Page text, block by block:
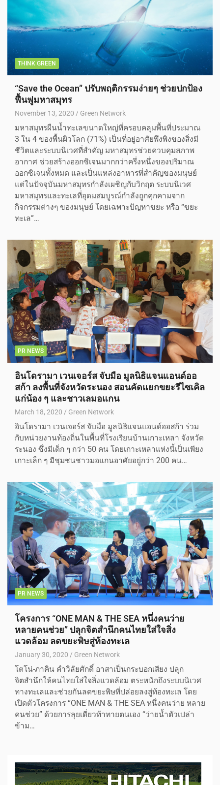
THINK GREEN
“Save the Ocean” ปรับพฤติกรรมง่ายๆ ช่วยปกป้อง
ฟื้นฟูมหาสมุทร
November 13, 2020 Green Network
มหาสมุทรผืนน้ำทะเลขนาดใหญ่ที่ครอบคลุมพื้นที่ประมาณ
3 ใน 4 ของพื้นผิวโลก (71%) เป็นที่อยู่อาศัยพึงพิงของสิ่งมี
ชีวิตและระบบนิเวศที่สำคัญ มหาสมุทรช่วยควบคุมสภาพ
อากาศ ช่วยสร้างออกซิเจนมากกว่าครึ่งหนึ่งของปริมาณ
ออกซิเจนทั้งหมด และเป็นแหล่งอาหารที่สำคัญของมนุษย์
แต่ในปัจจุบันมหาสมุทรกำลังเผชิญกับวิกฤต ระบบนิเวศ
มหาสมุทรและทะเลที่อุดมสมบูรณ์กำลังถูกคุกคามจาก
กิจกรรมต่างๆ ของมนุษย์ โดยเฉพาะปัญหาขยะ หรือ “ขยะ
ทะเล”…
PR NEWS
อินโดรามา เวนเจอร์ส จับมือ มูลนิธิแจนแอนด์ออ
สก้า ลงพื้นที่จังหวัดระนอง สอนคัดแยกขยะรีไซเคิล
แก่น้อง ๆ และชาวเลมอแกน
March 18, 2020 Green Network
อินโดรามา เวนเจอร์ส จับมือ มูลนิธิแจนแอนด์ออสก้า ร่วม
กับหน่วยงานท้องถิ่นในพื้นที่โรงเรียนบ้านเกาะเหลา จังหวัด
ระนอง ซึ่งมีเด็ก ๆ กว่า 50 คน โดยเกาะเหลาแห่งนี้เป็นเพียง
เกาะเล็ก ๆ มีชุมชนชาวมอแกนอาศัยอยู่กว่า 200 คน…
PR NEWS
โครงการ “ONE MAN & THE SEA หนึ่งคนว่าย
หลายคนช่วย” ปลุกจิตสำนึกคนไทยใส่ใจสิ่ง
แวดล้อม ลดขยะพิษสู่ท้องทะเล
January 30, 2020 Green Network
โตโน่-ภาคิน คำวิลัยศักดิ์ อาสาเป็นกระบอกเสียง ปลุก
จิตสำนึกให้คนไทยใส่ใจสิ่งแวดล้อม ตระหนักถึงระบบนิเวศ
ทางทะเลและช่วยกันลดขยะพิษที่ปล่อยลงสู่ท้องทะเล โดย
เปิดตัวโครงการ “ONE MAN & THE SEA หนึ่งคนว่าย หลาย
คนช่วย” ด้วยการลุยเดี่ยวท้าทายตนเอง “ว่ายน้ำตัวเปล่า
ข้าม…